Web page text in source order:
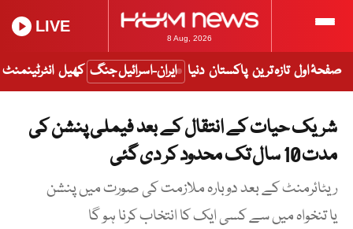
8 Aug, 2026
LIVE
صفحۂ اول تازہ ترین پاکستان دنیا ایران-اسرائیل جنگ کھیل انٹرٹینمنٹ
شریک حیات کے انتقال کے بعد فیملی پنشن کی
مدت 10 سال تک محدود کر دی گئی
ریٹائرمنٹ کے بعد دوبارہ ملازمت کی صورت میں پنشن
یا تنخواہ میں سے کسی ایک کا انتخاب کرنا ہو گا